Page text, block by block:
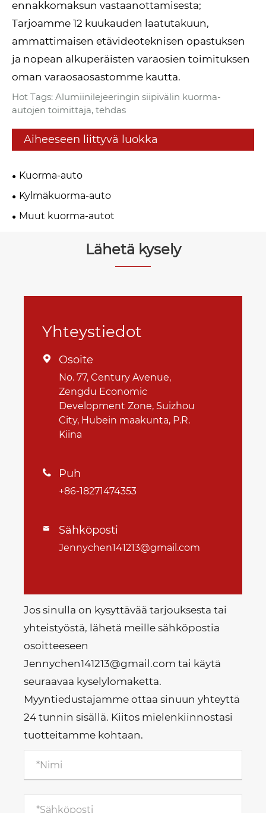
ennakkomaksun vastaanottamisesta;
Tarjoamme 12 kuukauden laatutakuun,
ammattimaisen etävideoteknisen opastuksen
ja nopean alkuperäisten varaosien toimituksen
oman varaosaosastomme kautta.
Hot Tags: Alumiinilejeeringin siipivälin kuorma-
autojen toimittaja, tehdas
Aiheeseen liittyvä luokka
Kuorma-auto
Kylmäkuorma-auto
Muut kuorma-autot
Lähetä kysely
Yhteystiedot
 Osoite
No. 77, Century Avenue,
Zengdu Economic
Development Zone, Suizhou
City, Hubein maakunta, P.R.
Kiina
 Puh
+86-18271474353
 Sähköposti
Jennychen141213@gmail.com
Jos sinulla on kysyttävää tarjouksesta tai
yhteistyöstä, lähetä meille sähköpostia
osoitteeseen
Jennychen141213@gmail.com tai käytä
seuraavaa kyselylomaketta.
Myyntiedustajamme ottaa sinuun yhteyttä
24 tunnin sisällä. Kiitos mielenkiinnostasi
tuotteitamme kohtaan.